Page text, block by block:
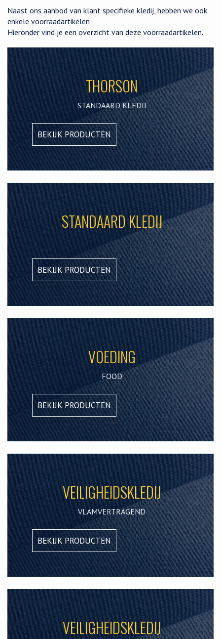
Naast ons aanbod van klant specifieke kledij, hebben we ook
enkele voorraadartikelen:
Hieronder vind je een overzicht van deze voorraadartikelen.
THORSON
STANDAARD KLEDIJ
BEKIJK PRODUCTEN
STANDAARD KLEDIJ
BEKIJK PRODUCTEN
VOEDING
FOOD
BEKIJK PRODUCTEN
VEILIGHEIDSKLEDIJ
VLAMVERTRAGEND
BEKIJK PRODUCTEN
VEILIGHEIDSKLEDIJ